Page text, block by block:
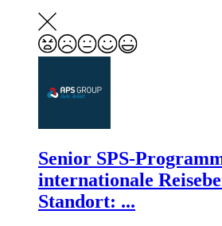
Senior SPS-
internationale
Standort: ...